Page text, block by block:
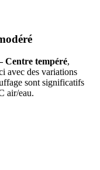
tempéré,
avec des variations
sont significatifs
air/eau.